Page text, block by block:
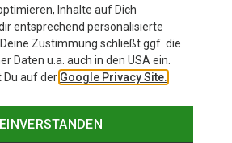
Inhalte auf Dich
entsprechend personalisierte
Zustimmung schließt ggf. die
Daten u.a. auch in den USA ein.
Du auf der Google Privacy Site.
EINVERSTANDEN